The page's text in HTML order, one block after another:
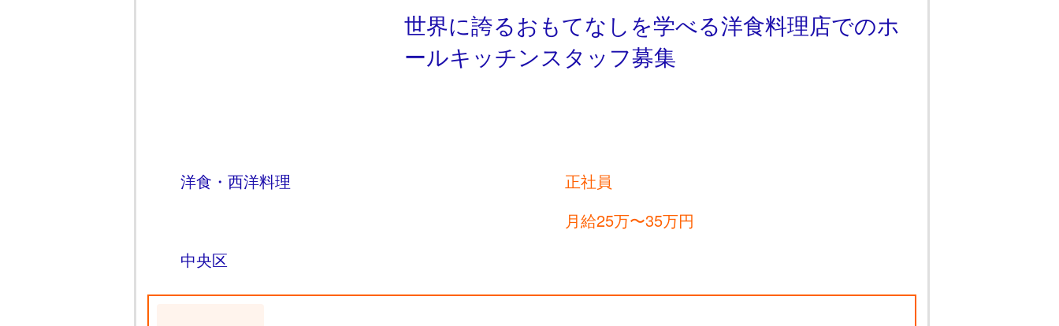
世界に誇るおもてなしを学べる洋食料理店でのホ
ールキッチンスタッフ募集
洋食・西洋料理
中央区
正社員
月給25万〜35万円